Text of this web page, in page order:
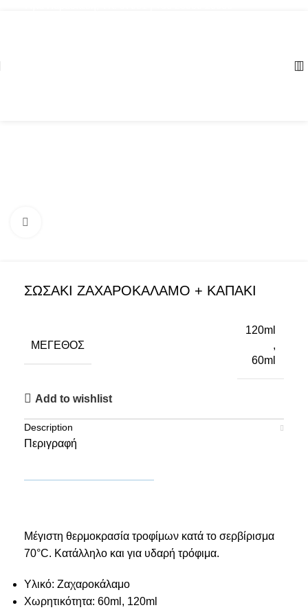
ΣΩΣΑΚΙ ΖΑΧΑΡΟΚΑΛΑΜΟ + ΚΑΠΑΚΙ
ΜΈΓΕΘΟΣ
120ml
,
60ml
Add to wishlist
Description
Περιγραφή
Μέγιστη θερμοκρασία τροφίμων κατά το σερβίρισμα
70°C. Κατάλληλο και για υδαρή τρόφιμα.
Υλικό: Ζαχαροκάλαμο
Χωρητικότητα: 60ml, 120ml